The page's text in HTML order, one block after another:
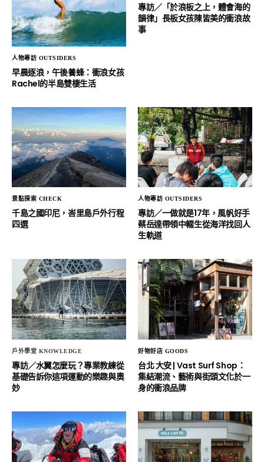
人物專訪 OUTSIDERS
早晨逐浪，午後養蜂：衝浪女孩
Rachel的半島雙棲生活
專訪／「於浪板之上，體會海的
韻律」長板女孩陳皆美的衝浪故
事
景點探索 CHECK
千島之國印尼，峇里島戶外行程
四選
人物專訪 OUTSIDERS
專訪／一做就是17年，風帆好手
蔡岳達帶領中輟生從海洋找回人
生軌道
戶外學堂 KNOWLEDGE
專訪／水翼怎麼玩？專業教練從
基礎告訴你這項運動的樂趣與奧
妙
好物好店 GOODS
台北 大安 | Vast Surf Shop：
集結潮流、藝術與街頭文化於一
身的衝浪品牌